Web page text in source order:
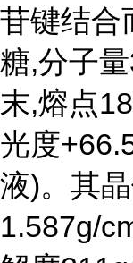
苷键结合
糖,分子
末,熔点
光度
液)。其
1.587g/